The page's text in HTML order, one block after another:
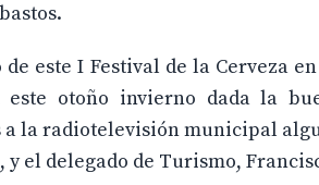
de este I Festival de la Cerveza
este otoño invierno dada la
la radiotelevisión municipal
y el delegado de Turismo,